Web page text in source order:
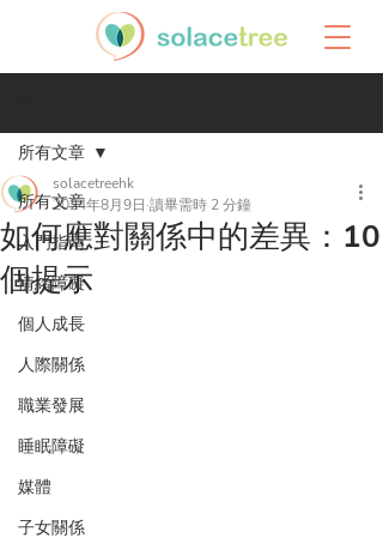
所有文章
入門指南
情緒障礙
個人成長
人際關係
職業發展
睡眠障礙
媒體
子女關係
所有文章
如何應對關係中的差異：10
個提示
solacetreehk
2024年8月9日 讀畢需時 2 分鐘